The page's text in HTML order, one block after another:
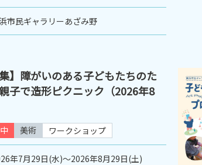
市民ギャラリーあざみ野
集】障がいのある子どもたちのた
子で造形ピクニック（2026年8
美術 ワークショップ
年7月29日(水)～2026年8月29日(土)